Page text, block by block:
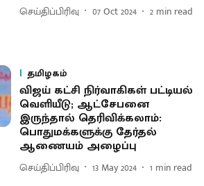
செய்திப்பிரிவு 07 Oct 2024 2 min read
தமிழகம்
விஜய் கட்சி நிர்வாகிகள் பட்டியல்
வெளியீடு; ஆட்சேபனை
இருந்தால் தெரிவிக்கலாம்:
பொதுமக்களுக்கு தேர்தல்
ஆணையம் அழைப்பு
செய்திப்பிரிவு 13 May 2024 1 min read